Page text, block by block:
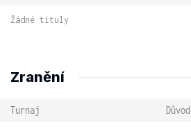
Žádné tituly
Zranění
Turnaj
Důvod